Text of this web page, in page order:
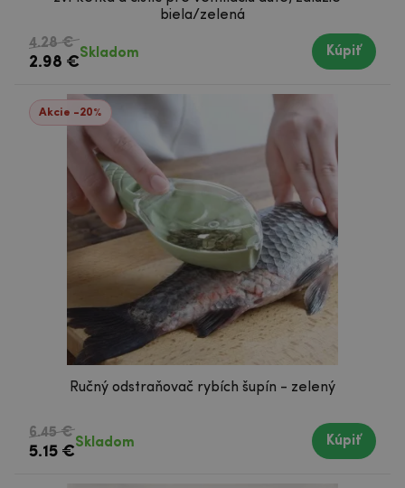
biela/zelená
4.28 €
2.98 €
Skladom Kúpiť
Akcie -20%
Ručný odstraňovač rybích šupín - zelený
6.45 €
5.15 €
Skladom Kúpiť